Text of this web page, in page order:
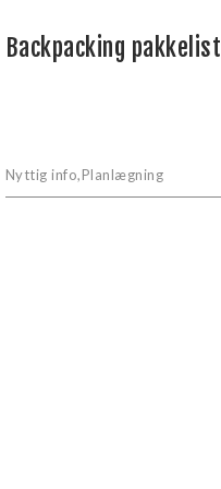
Backpacking
Nyttig info,Planlægning